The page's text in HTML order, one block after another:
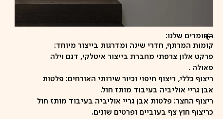
החומרים שלנו:
קומות המרתף, חדרי שינה ומדרגות בייצור מיוחד:
פרקט אלון צרפתי מחברת בייצור איטלקי, דגם וילה
פאולה .
ריצוף כללי, ריצוף חיפוי וכיור שירותי האורחים: פלטות
אבן גריי אוליביה בעיבוד מותז חול.
ריצוף החצר: פלטות אבן גריי אוליביה בעיבוד מותז חול
כריצוף חוץ צף בעוביים ופרטים שונים.